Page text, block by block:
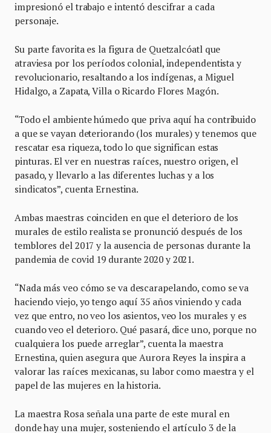
impresionó el trabajo e intentó descifrar a cada
personaje.
Su parte favorita es la figura de Quetzalcóatl que
atraviesa por los períodos colonial, independentista y
revolucionario, resaltando a los indígenas, a Miguel
Hidalgo, a Zapata, Villa o Ricardo Flores Magón.
“Todo el ambiente húmedo que priva aquí ha contribuido
a que se vayan deteriorando (los murales) y tenemos que
rescatar esa riqueza, todo lo que significan estas
pinturas. El ver en nuestras raíces, nuestro origen, el
pasado, y llevarlo a las diferentes luchas y a los
sindicatos”, cuenta Ernestina.
Ambas maestras coinciden en que el deterioro de los
murales de estilo realista se pronunció después de los
temblores del 2017 y la ausencia de personas durante la
pandemia de covid 19 durante 2020 y 2021.
“Nada más veo cómo se va descarapelando, como se va
haciendo viejo, yo tengo aquí 35 años viniendo y cada
vez que entro, no veo los asientos, veo los murales y es
cuando veo el deterioro. Qué pasará, dice uno, porque no
cualquiera los puede arreglar”, cuenta la maestra
Ernestina, quien asegura que Aurora Reyes la inspira a
valorar las raíces mexicanas, su labor como maestra y el
papel de las mujeres en la historia.
La maestra Rosa señala una parte de este mural en
donde hay una mujer, sosteniendo el artículo 3 de la